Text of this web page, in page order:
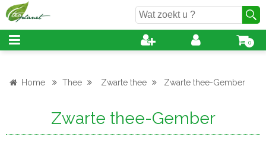
0
Home Thee Zwarte thee Zwarte thee-Gember
Zwarte thee-Gember